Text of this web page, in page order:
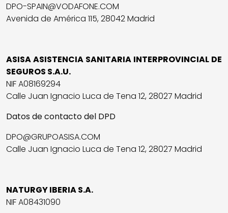
DPO-SPAIN@VODAFONE.COM
Avenida de América 115, 28042 Madrid
ASISA ASISTENCIA SANITARIA INTERPROVINCIAL DE
SEGUROS S.A.U.
NIF A08169294
Calle Juan Ignacio Luca de Tena 12, 28027 Madrid
Datos de contacto del DPD
DPO@GRUPOASISA.COM
Calle Juan Ignacio Luca de Tena 12, 28027 Madrid
NATURGY IBERIA S.A.
NIF A08431090